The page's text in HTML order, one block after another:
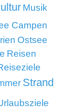
Musik
Campen
Ostsee
Reisen
Strand